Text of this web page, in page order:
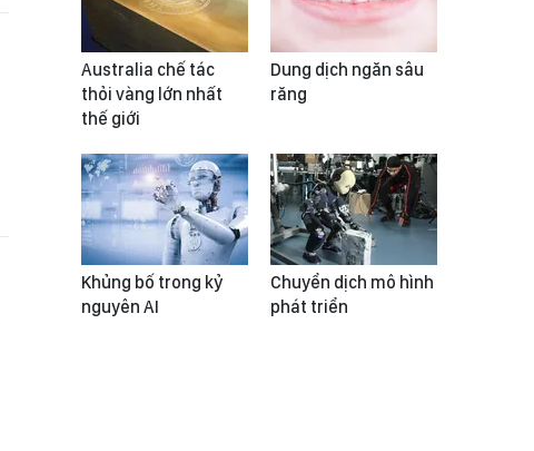
Australia chế tác
thỏi vàng lớn nhất
thế giới
Dung dịch ngăn sâu
răng
Khủng bố trong kỷ
nguyên AI
Chuyển dịch mô hình
phát triển